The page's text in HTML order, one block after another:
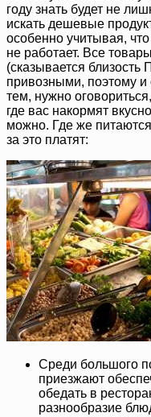
году знать будет не
искать дешевые
особенно учитывая,
не работает. Все
(сказывается близость
привозными, поэтому и
тем, нужно
где вас накормят
можно. Где же
за это платят:
Среди большого
приезжают
обедать в
разнообразие